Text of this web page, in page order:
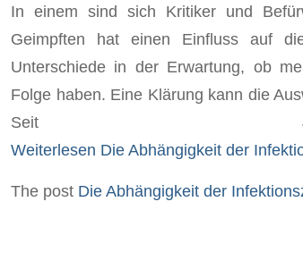
In einem sind sich Kritiker und
Geimpften hat einen Einfluss auf
Unterschiede in der Erwartung, ob
Folge haben. Eine Klärung kann die
Seit
Weiterlesen Die Abhängigkeit der
The post Die Abhängigkeit der